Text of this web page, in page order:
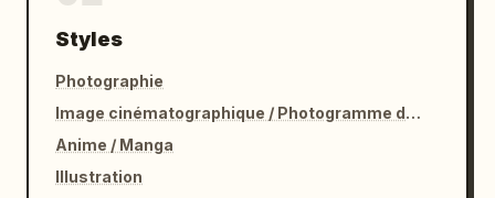
Styles
Photographie
Image cinématographique / Photogramme de film
Anime / Manga
Illustration